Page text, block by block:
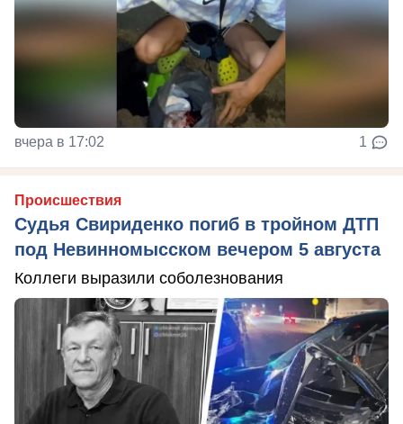
вчера в 17:02 1
Происшествия
Судья Свириденко погиб в тройном ДТП
под Невинномысском вечером 5 августа
Коллеги выразили соболезнования